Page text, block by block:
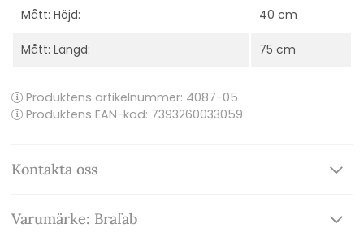
Mått: Höjd: 40 cm
Mått: Längd: 75 cm
Produktens artikelnummer: 4087-05
Produktens EAN-kod: 7393260033059
Kontakta oss
Varumärke: Brafab